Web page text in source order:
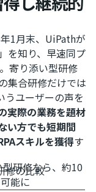
1月末、UiPathが
を知り、早速同プ
寄り添い型研修
集合研修だけでは
うユーザーの声を
実際の業務を題材
い方でも短期間
スキルを獲得す
修の比較
研修なら、約10
能に